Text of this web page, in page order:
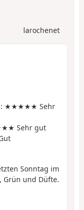
larochenet
: ★★★★★ Sehr
Sehr gut
Sonntag im
Grün und Düfte.